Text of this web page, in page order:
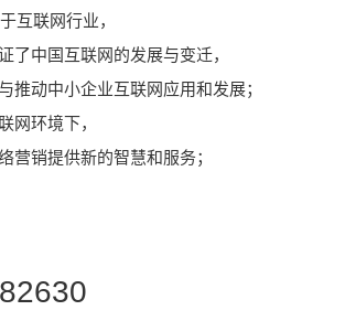
互联网行业，
了中国互联网的发展与变迁，
推动中小企业互联网应用和发展；
网环境下，
营销提供新的智慧和服务；